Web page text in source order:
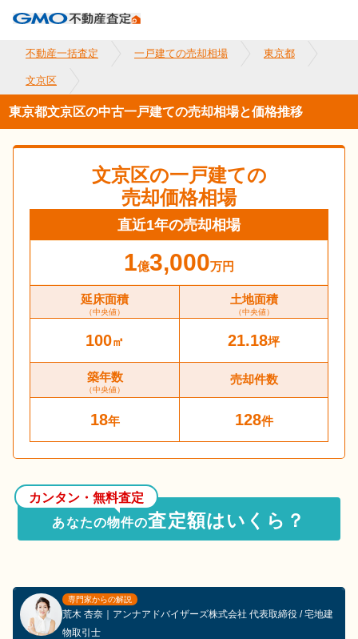
不動産一括査定 一戸建ての売却相場 東京都
文京区
東京都文京区の中古一戸建ての売却相場と価格推移
文京区の一戸建ての
売却価格相場
直近1年の売却相場
1億3,000万円
延床面積
（中央値）
土地面積
（中央値）
100㎡ 21.18坪
築年数
（中央値）
売却件数
18年 128件
カンタン・無料査定
あなたの物件の査定額はいくら？
専門家からの解説
荒木 杏奈 アンナアドバイザーズ株式会社 代表取締役 / 宅地建
物取引士